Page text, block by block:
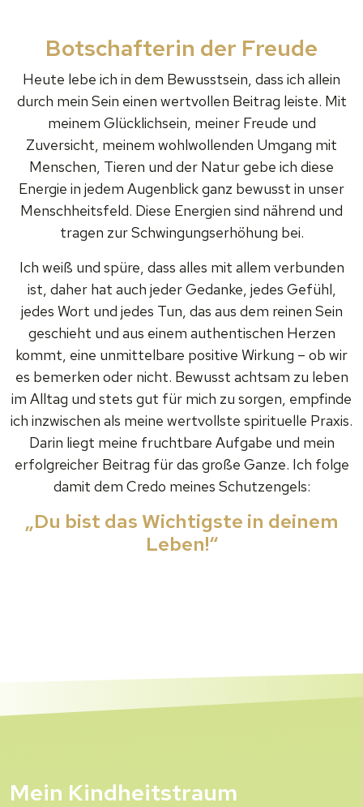
Botschafterin der Freude
Heute lebe ich in dem Bewusstsein, dass ich allein
durch mein Sein einen wertvollen Beitrag leiste. Mit
meinem Glücklichsein, meiner Freude und
Zuversicht, meinem wohlwollenden Umgang mit
Menschen, Tieren und der Natur gebe ich diese
Energie in jedem Augenblick ganz bewusst in unser
Menschheitsfeld. Diese Energien sind nährend und
tragen zur Schwingungserhöhung bei.
Ich weiß und spüre, dass alles mit allem verbunden
ist, daher hat auch jeder Gedanke, jedes Gefühl,
jedes Wort und jedes Tun, das aus dem reinen Sein
geschieht und aus einem authentischen Herzen
kommt, eine unmittelbare positive Wirkung – ob wir
es bemerken oder nicht. Bewusst achtsam zu leben
im Alltag und stets gut für mich zu sorgen, empfinde
ich inzwischen als meine wertvollste spirituelle Praxis.
Darin liegt meine fruchtbare Aufgabe und mein
erfolgreicher Beitrag für das große Ganze. Ich folge
damit dem Credo meines Schutzengels:
„Du bist das Wichtigste in deinem
Leben!“
Mein Kindheitstraum